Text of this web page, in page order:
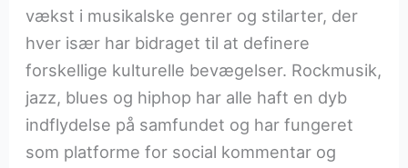
vækst i musikalske genrer og stilarter, der
hver især har bidraget til at definere
forskellige kulturelle bevægelser. Rockmusik,
jazz, blues og hiphop har alle haft en dyb
indflydelse på samfundet og har fungeret
som platforme for social kommentar og